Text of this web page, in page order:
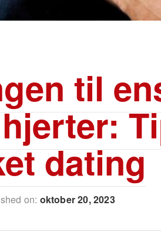
til
dating
on: oktober 20, 2023